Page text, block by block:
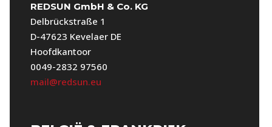
REDSUN GmbH & Co. KG
Delbrückstraße 1
D-47623 Kevelaer DE
Hoofdkantoor
0049-2832 97560
mail@redsun.eu